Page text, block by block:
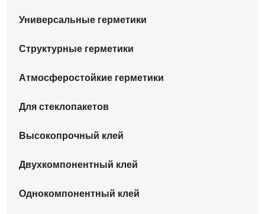
Универсальные герметики
Структурные герметики
Атмосферостойкие герметики
Для стеклопакетов
Высокопрочный клей
Двухкомпонентный клей
Однокомпонентный клей